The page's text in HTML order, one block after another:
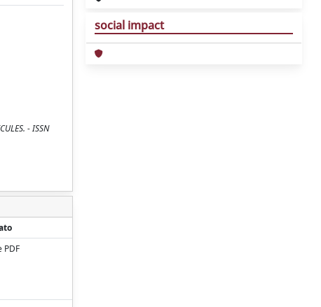
- ISSN
PDF
social impact